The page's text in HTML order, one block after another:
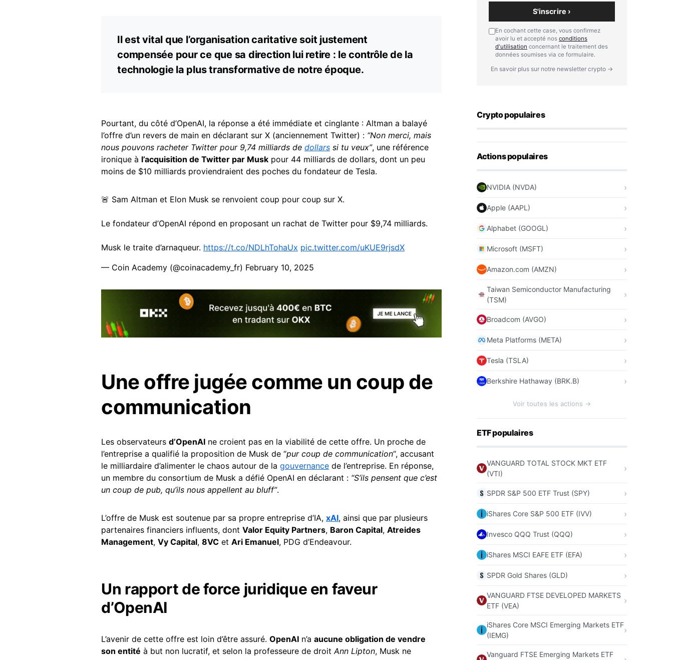
Il est vital que l’organisation caritative soit justement
compensée pour ce que sa direction lui retire : le contrôle de la
technologie la plus transformative de notre époque.
Pourtant, du côté d’OpenAI, la réponse a été immédiate et cinglante : Altman a balayé
l’offre d’un revers de main en déclarant sur X (anciennement Twitter) : “Non merci, mais
nous pouvons racheter Twitter pour 9,74 milliards de dollars si tu veux”, une référence
ironique à l’acquisition de Twitter par Musk pour 44 milliards de dollars, dont un peu
moins de $10 milliards proviendraient des poches du fondateur de Tesla.
🚨 Sam Altman et Elon Musk se renvoient coup pour coup sur X.
Le fondateur d’OpenAI répond en proposant un rachat de Twitter pour $9,74 milliards.
Musk le traite d’arnaqueur. https://t.co/NDLhTohaUx pic.twitter.com/uKUE9rjsdX
— Coin Academy (@coinacademy_fr) February 10, 2025
Une offre jugée comme un coup de
communication
Les observateurs d’OpenAI ne croient pas en la viabilité de cette offre. Un proche de
l’entreprise a qualifié la proposition de Musk de “pur coup de communication“, accusant
le milliardaire d’alimenter le chaos autour de la gouvernance de l’entreprise. En réponse,
un membre du consortium de Musk a défié OpenAI en déclarant : “S’ils pensent que c’est
un coup de pub, qu’ils nous appellent au bluff”.
L’offre de Musk est soutenue par sa propre entreprise d’IA, xAI, ainsi que par plusieurs
partenaires financiers influents, dont Valor Equity Partners, Baron Capital, Atreides
Management, Vy Capital, 8VC et Ari Emanuel, PDG d’Endeavour.
Un rapport de force juridique en faveur
d’OpenAI
L’avenir de cette offre est loin d’être assuré. OpenAI n’a aucune obligation de vendre
son entité à but non lucratif, et selon la professeure de droitAnn Lipton, Musk ne
S'inscrire ›
En cochant cette case, vous confirmez
avoir lu et accepté nos conditions
d'utilisation concernant le traitement des
données soumises via ce formulaire.
En savoir plus sur notre newsletter crypto →
Crypto populaires
Actions populaires
NVIDIA (NVDA)
Apple (AAPL)
Alphabet (GOOGL)
Microsoft (MSFT)
Amazon.com (AMZN)
Taiwan Semiconductor Manufacturing
(TSM)
Broadcom (AVGO)
Meta Platforms (META)
Tesla (TSLA)
Berkshire Hathaway (BRK.B)
Voir toutes les actions →
ETF populaires
VANGUARD TOTAL STOCK MKT ETF
(VTI)
SPDR S&P 500 ETF Trust (SPY)
iShares Core S&P 500 ETF (IVV)
Invesco QQQ Trust (QQQ)
iShares MSCI EAFE ETF (EFA)
SPDR Gold Shares (GLD)
VANGUARD FTSE DEVELOPED MARKETS
ETF (VEA)
iShares Core MSCI Emerging Markets ETF
(IEMG)
Vanguard FTSE Emerging Markets ETF